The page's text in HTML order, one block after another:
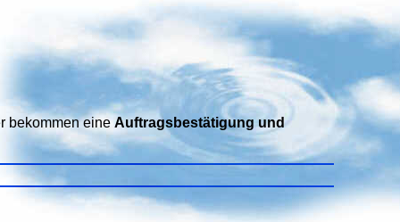
bekommen eine Auftragsbestätigung und